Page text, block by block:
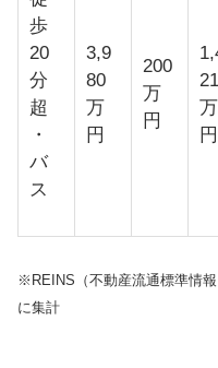
歩
20
分
超
・
バ
ス
3,9
80
万
円
200
万
円
21
万
円
※REINS（不動産流通標準情
に集計